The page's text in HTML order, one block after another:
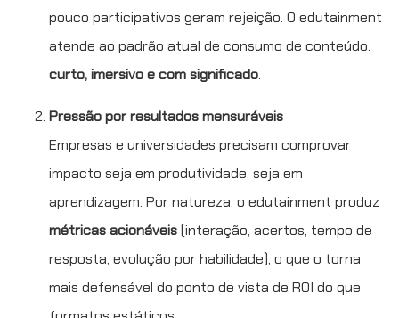
pouco participativos geram rejeição. O edutainment
atende ao padrão atual de consumo de conteúdo:
curto, imersivo e com significado.
Pressão por resultados mensuráveis
Empresas e universidades precisam comprovar
impacto seja em produtividade, seja em
aprendizagem. Por natureza, o edutainment produz
métricas acionáveis(interação, acertos, tempo de
resposta, evolução por habilidade), o que o torna
mais defensável do ponto de vista de ROI do que